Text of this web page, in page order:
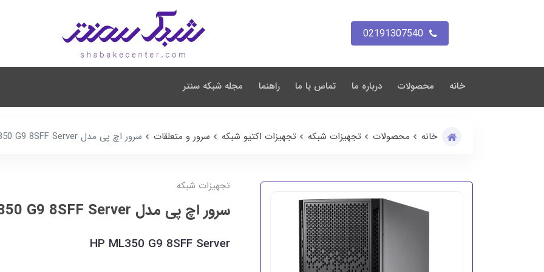
02191307540
خانه محصولات درباره ما تماس با ما راهنما مجله شبکه سنتر
خانه محصولات تجهیزات شبکه تجهیزات اکتیو شبکه سرور و متعلقات سرور اچ پی مدل HP ML350 G9 8SFF Server
تجهیزات شبکه
سرور اچ پی مدل HP ML350 G9 8SFF Server
HP ML350 G9 8SFF Server